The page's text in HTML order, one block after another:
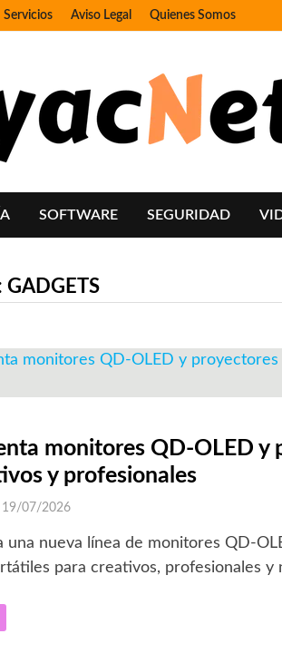
Servicios Aviso Legal Quienes Somos
SOFTWARE SEGURIDAD
GADGETS
monitores QD-OLED y
y profesionales
19/07/2026
una nueva línea de monitores QD-
para creativos, profesionales y